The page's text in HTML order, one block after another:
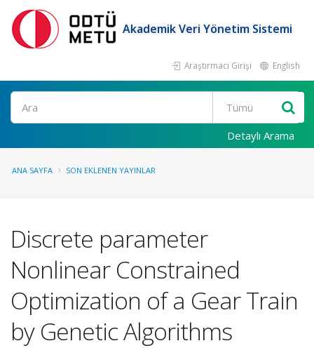
Akademik Veri Yönetim Sistemi
Araştırmacı Girişi English
Ara
Detaylı Arama
ANA SAYFA SON EKLENEN YAYINLAR
Discrete parameter
Nonlinear Constrained
Optimization of a Gear Train
by Genetic Algorithms